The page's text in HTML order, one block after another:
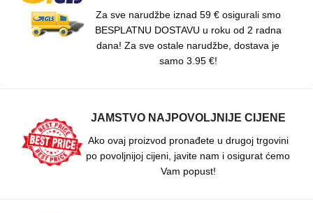
Za sve narudžbe iznad 59 € osigurali smo
BESPLATNU DOSTAVU u roku od 2 radna
dana! Za sve ostale narudžbe, dostava je
samo 3.95 €!
JAMSTVO NAJPOVOLJNIJE CIJENE
Ako ovaj proizvod pronađete u drugoj trgovini
po povoljnijoj cijeni, javite nam i osigurat ćemo
Vam popust!